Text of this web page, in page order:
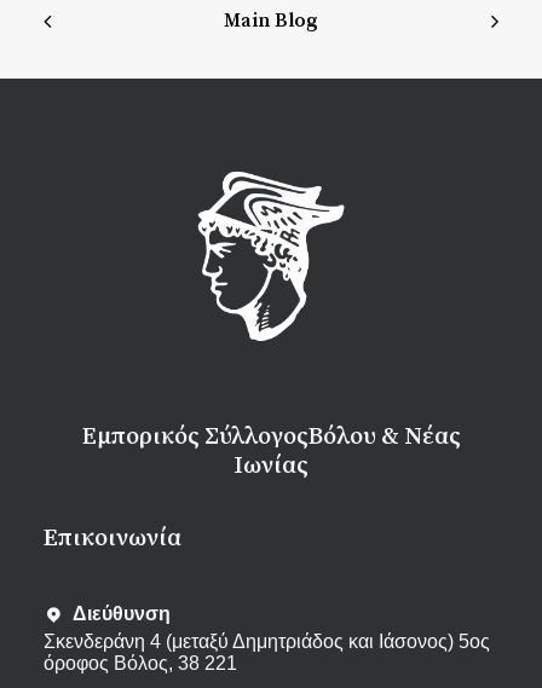
Main Blog
Εμπορικός ΣύλλογοςΒόλου & Νέας
Ιωνίας
Eπικοινωνία
Διεύθυνση
Σκενδεράνη 4 (μεταξύ Δημητριάδος και Ιάσονος) 5ος
όροφος Βόλος, 38 221